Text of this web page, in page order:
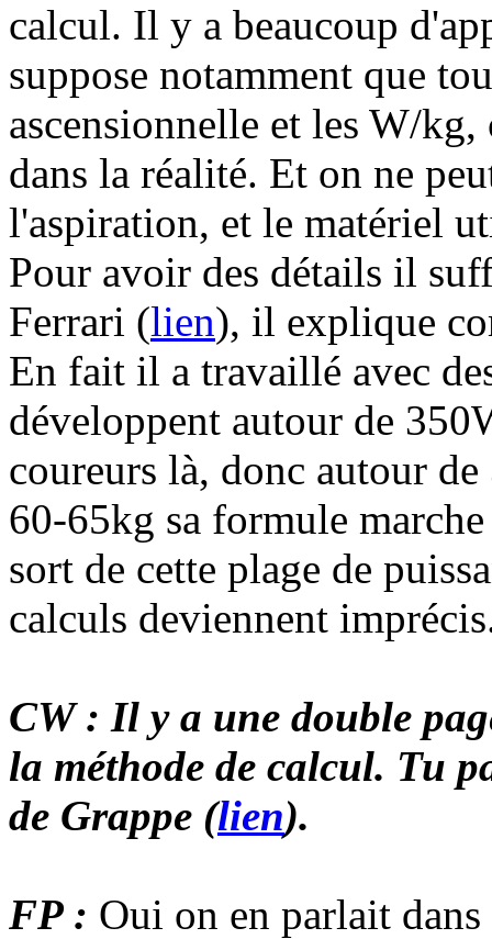
calcul. Il y a beaucoup
suppose notamment que
ascensionnelle et les W/
dans la réalité. Et on ne
l'aspiration, et le matériel
Pour avoir des détails il
Ferrari (lien), il explique
En fait il a travaillé avec
développent autour de
coureurs là, donc autour
60-65kg sa formule
sort de cette plage de
calculs deviennent
CW : Il y a une double
la méthode de calcul. Tu
de Grappe (lien).
FP : Oui on en parlait